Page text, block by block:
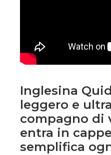
Inglesina
leggero e
compagno di
entra in
semplifica